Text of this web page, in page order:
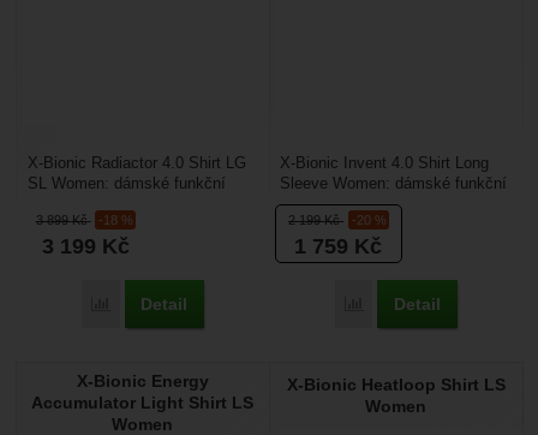
3 899Kč -18 %
3 199 Kč
Přidat 'X-Bionic Radiactor 4.0 Shirt LG SL Women' k
Detail
X-Bionic Radiactor 4.0 Shirt LG
SL Women: dámské funkční
pro zimní sporty....
2 199Kč -20 %
1 759 Kč
Přidat 'X-Bionic Invent
Detail
X-Bionic Invent 4.0 Shirt Long
Sleeve Women: dámské funkční
triko s dlouhým rukávem vhodné
pro zimní...
X-Bionic Energy
Accumulator Light Shirt LS
Women
X-Bionic Heatloop Shirt LS
Women